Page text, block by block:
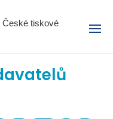
České tiskové
Menu